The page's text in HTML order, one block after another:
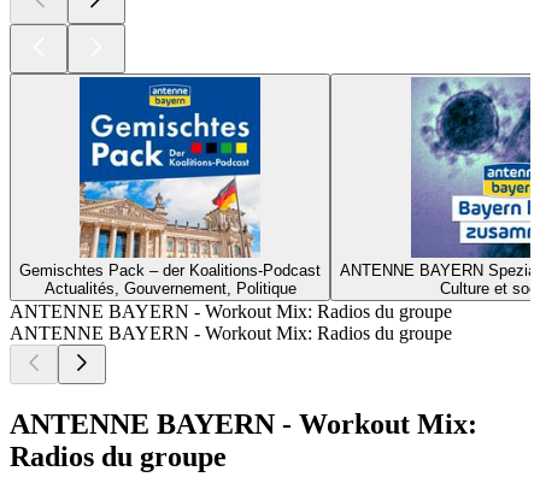
Gemischtes Pack – der Koalitions-Podcast
Actualités, Gouvernement, Politique
ANTENNE BAYERN
Culture et
ANTENNE BAYERN - Workout Mix: Radios du groupe
ANTENNE BAYERN - Workout Mix: Radios du groupe
ANTENNE BAYERN - Workout Mix:
Radios du groupe